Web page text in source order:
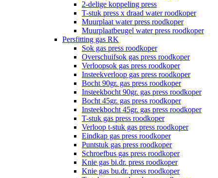
2-delige koppeling press
T-stuk press x draad water roodkoper
Muurplaat water press roodkoper
Muurplaatbeugel water press roodkoper
Persfitting gas RK
Sok gas press roodkoper
Overschuifsok gas press roodkoper
Verloopsok gas press roodkoper
Insteekverloop gas press roodkoper
Bocht 90gr. gas press roodkoper
Insteekbocht 90gr. gas press roodkoper
Bocht 45gr. gas press roodkoper
Insteekbocht 45gr. gas press roodkoper
T-stuk gas press roodkoper
Verloop t-stuk gas press roodkoper
Eindkap gas press roodkoper
Puntstuk gas press roodkoper
Schroefbus gas press roodkoper
Knie gas bi.dr. press roodkoper
Knie gas bu.dr. press roodkoper